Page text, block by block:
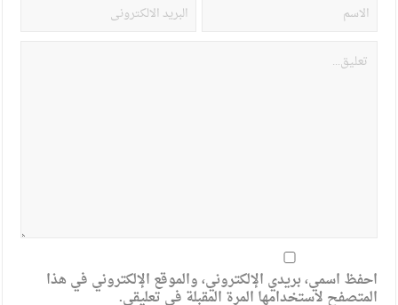
احفظ اسمي، بريدي الإلكتروني، والموقع الإلكتروني في هذا
المتصفح لاستخدامها المرة المقبلة في تعليقي.